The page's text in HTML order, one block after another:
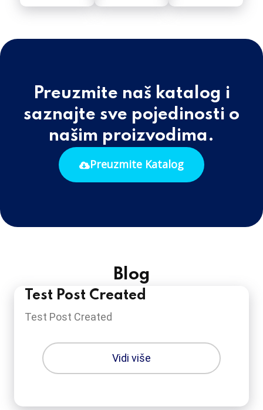
Preuzmite naš katalog i
saznajte sve pojedinosti o
našim proizvodima.
Preuzmite Katalog
Blog
Test Post Created
Test Post Created
Vidi više